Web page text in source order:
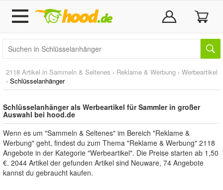
2118 Artikel in Sammeln & Seltenes › Reklame & Werbung › Werbeartikel
› Schlüsselanhänger
Schlüsselanhänger als Werbeartikel für Sammler in großer
Auswahl bei hood.de
Wenn es um "Sammeln & Seltenes" im Bereich "Reklame &
Werbung" geht, findest du zum Thema "Reklame & Werbung" 2118
Angebote in der Kategorie "Werbeartikel". Die Preise starten ab 1,50
€. 2044 Artikel der gefunden Artikel sind Neuware, 74 Angebote
kannst du gebraucht kaufen.